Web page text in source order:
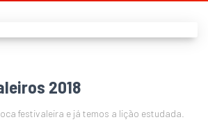
2018
festivaleira e já temos a lição estudada.